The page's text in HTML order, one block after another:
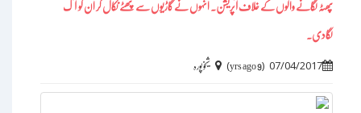
پھٹہ لگانے والوں کے خلاف آپریشن۔ انہوں نے گاڑیوں سے پھٹے نکال کر ان کو آگ
لگادی۔
07/04/2017
(
9 yrs ago
) شیخوپورہ